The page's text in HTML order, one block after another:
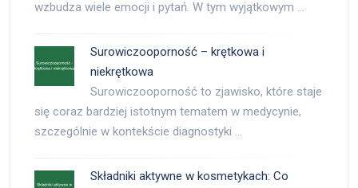
wzbudza wiele emocji i pytań. W tym wyjątkowym …
Surowiczooporność – krętkowa i
niekrętkowa
Surowiczooporność to zjawisko, które staje
się coraz bardziej istotnym tematem w medycynie,
szczególnie w kontekście diagnostyki …
Składniki aktywne w kosmetykach: Co